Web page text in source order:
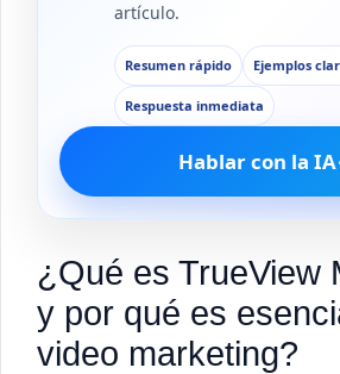
artículo.
Resumen rápido Ejemplos
Respuesta inmediata
Hablar con la IA
¿Qué es TrueView
y por qué es
video marketing?